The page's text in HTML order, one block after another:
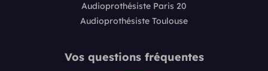
Audioprothésiste Paris 20
Audioprothésiste Toulouse
Vos questions fréquentes